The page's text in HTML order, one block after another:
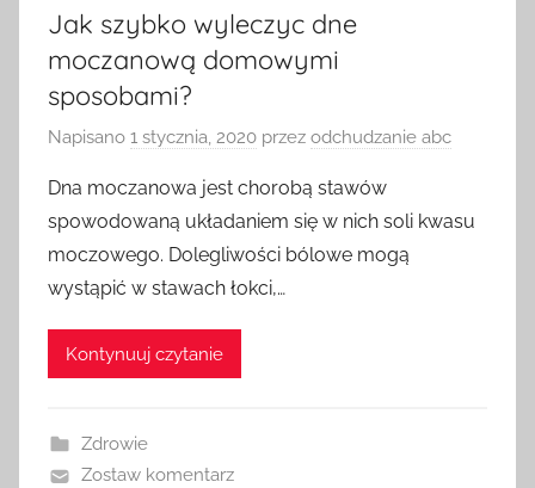
Jak szybko wyleczyc dne
moczanową domowymi
sposobami?
Napisano 1 stycznia, 2020 przez odchudzanie abc
Dna moczanowa jest chorobą stawów
spowodowaną układaniem się w nich soli kwasu
moczowego. Dolegliwości bólowe mogą
wystąpić w stawach łokci,…
Kontynuuj czytanie
Zdrowie
Zostaw komentarz